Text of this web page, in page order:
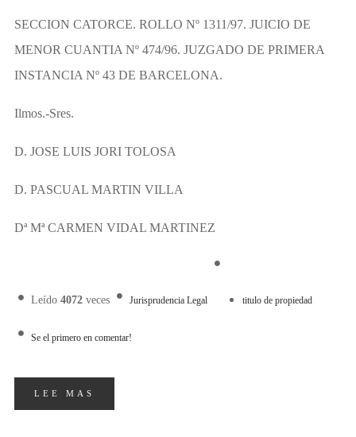
SECCION CATORCE. ROLLO Nº 1311/97. JUICIO DE
MENOR CUANTIA Nº 474/96. JUZGADO DE PRIMERA
INSTANCIA Nº 43 DE BARCELONA.
Ilmos.-Sres.
D. JOSE LUIS JORI TOLOSA
D. PASCUAL MARTIN VILLA
Dª Mª CARMEN VIDAL MARTINEZ
Leído 4072 veces Jurisprudencia Legal titulo de propiedad
Se el primero en comentar!
LEE MAS